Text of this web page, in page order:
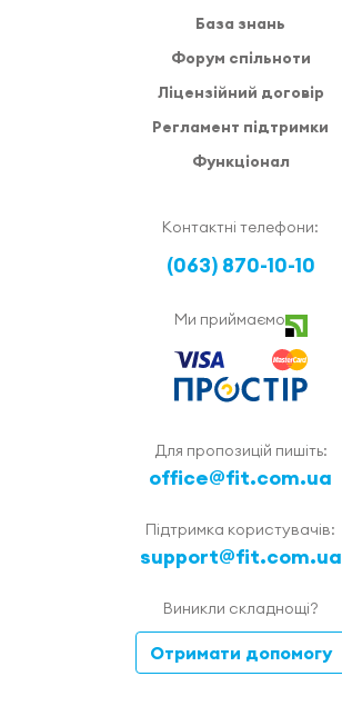
База знань
Форум спільноти
Ліцензійний договір
Регламент підтримки
Функціонал
Контактні телефони:
(063) 870-10-10
Ми приймаємо
Для пропозицій пишіть:
office@fit.com.ua
Підтримка користувачів:
support@fit.com.ua
Виникли складнощі?
Отримати допомогу